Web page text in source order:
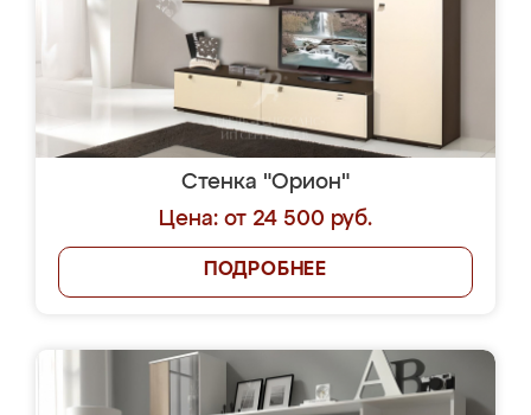
Стенка "Орион"
Цена: от 24 500 руб.
ПОДРОБНЕЕ